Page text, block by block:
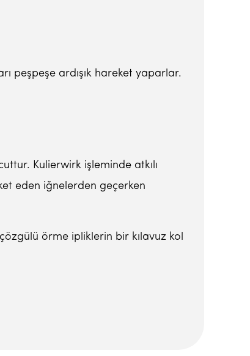
peşpeşe ardışık hareket yaparlar.
Kulierwirk işleminde atkılı
eden iğnelerden geçerken
örme ipliklerin bir kılavuz kol